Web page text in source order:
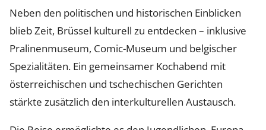
Neben den politischen und historischen Einblicken
blieb Zeit, Brüssel kulturell zu entdecken – inklusive
Pralinenmuseum, Comic-Museum und belgischer
Spezialitäten. Ein gemeinsamer Kochabend mit
österreichischen und tschechischen Gerichten
stärkte zusätzlich den interkulturellen Austausch.